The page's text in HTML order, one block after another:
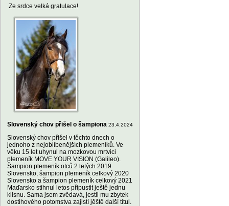
Ze srdce velká gratulace!
Slovenský chov přišel o šampiona 23.4.2024
Slovenský chov přišel v těchto dnech o
jednoho z nejoblíbenějších plemeníků. Ve
věku 15 let uhynul na mozkovou mrtvici
plemeník MOVE YOUR VISION (Galileo).
Šampion plemeník otců 2 letých 2019
Slovensko, šampion plemeník celkový 2020
Slovensko a šampion plemeník celkový 2021
Maďarsko stihnul letos připustit ještě jednu
klisnu. Sama jsem zvědavá, jestli mu zbytek
dostihového potomstva zajistí jěště další titul.